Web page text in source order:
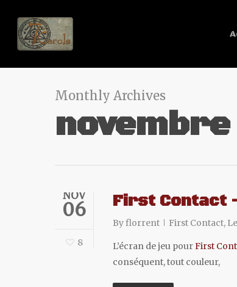
Monthly Archives
novembre
NOV
06
8
First Contact
Byflorrent First Contact,
L’écran de jeu pourFirst
conséquent, tout couleur,